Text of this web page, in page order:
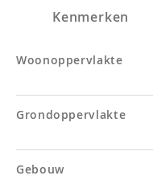
Kenmerken
Woonoppervlakte
Grondoppervlakte
Gebouw